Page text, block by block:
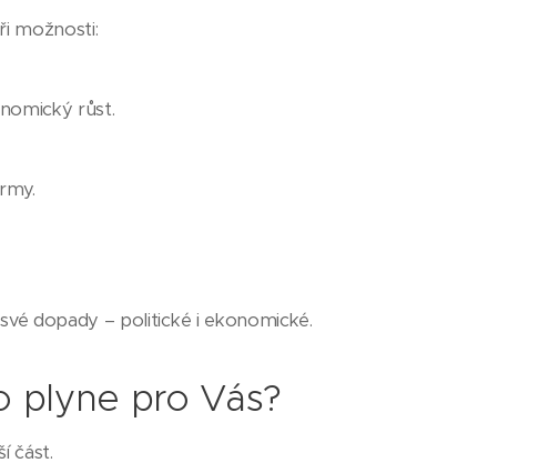
možnosti:
růst.
dopady – politické i ekonomické.
plyne pro Vás?
část.